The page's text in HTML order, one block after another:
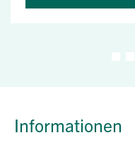
Informationen